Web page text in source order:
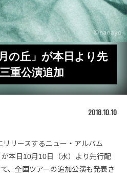
の丘」が本日より先
重公演追加
2018.10.10
リースするニュー・アルバム
が本日10月10日（水）より先行配
、全国ツアーの追加公演も発表さ